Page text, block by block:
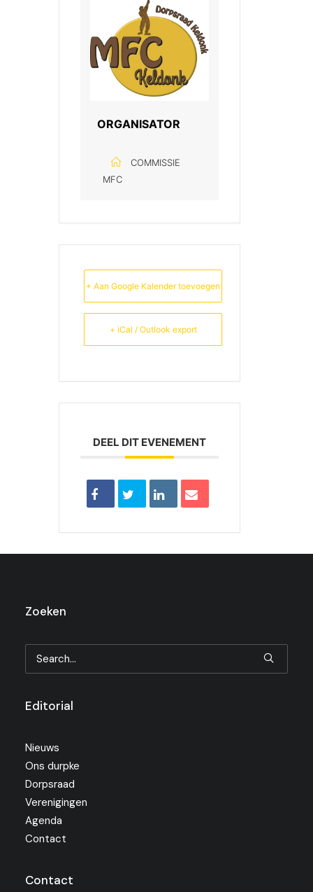
ORGANISATOR
COMMISSIE
MFC
+ Aan Google Kalender toevoegen
+ iCal / Outlook export
DEEL DIT EVENEMENT
Zoeken
Editorial
Nieuws
Ons durpke
Dorpsraad
Verenigingen
Agenda
Contact
Contact